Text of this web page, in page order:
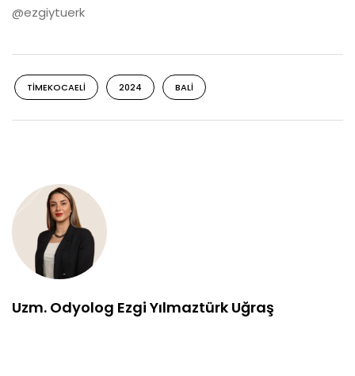
@ezgiytuerk
TIMEKOCAELI 2024 BALI
Uzm. Odyolog Ezgi Yılmaztürk Uğraş